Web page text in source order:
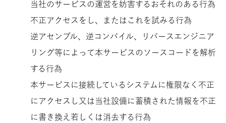
当社のサービスの運営を妨害するおそれのある行為
不正アクセスをし、またはこれを試みる行為
逆アセンブル、逆コンパイル、リバースエンジニア
リング等によって本サービスのソースコードを解析
する行為
本サービスに接続しているシステムに権限なく不正
にアクセスし又は当社設備に蓄積された情報を不正
に書き換え若しくは消去する行為